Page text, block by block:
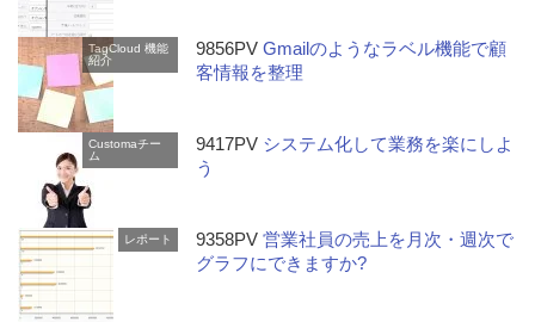
TagCloud 機能
紹介
9856PVGmailのようなラベル機能で顧
客情報を整理
Customaチー
ム
9417PV システム化して業務を楽にしよ
う
レポート 9358PV営業社員の売上を月次・週次で
グラフにできますか?